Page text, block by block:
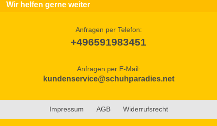
Wir helfen gerne weiter
Anfragen per Telefon:
+496591983451
Anfragen per E-Mail:
kundenservice@schuhparadies.net
Impressum AGB Widerrufsrecht